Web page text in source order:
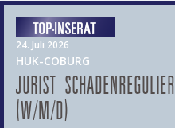
24. Juli 2026
HUK-COBURG
JURIST
(W/M/D)